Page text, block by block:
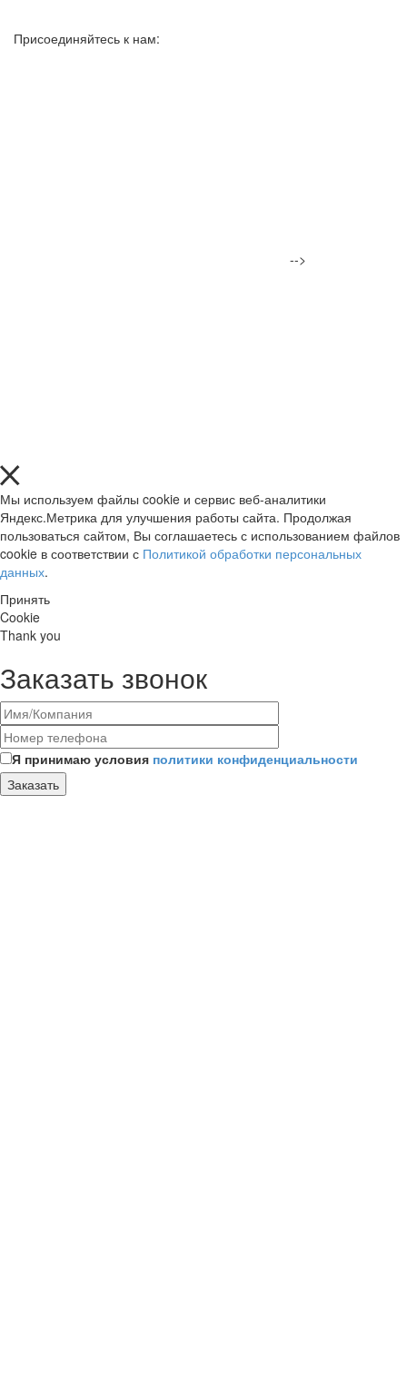
Присоединяйтесь к нам:
-->
Мы используем файлы cookie и сервис веб-аналитики
Яндекс.Метрика для улучшения работы сайта. Продолжая
пользоваться сайтом, Вы соглашаетесь с использованием файлов
cookie в соответствии с Политикой обработки персональных
данных.
Принять
Cookie
Thank you
Заказать звонок
Я принимаю условия политики конфиденциальности